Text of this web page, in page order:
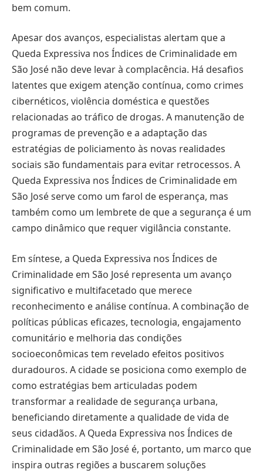
bem comum.
Apesar dos avanços, especialistas alertam que a
Queda Expressiva nos Índices de Criminalidade em
São José não deve levar à complacência. Há desafios
latentes que exigem atenção contínua, como crimes
cibernéticos, violência doméstica e questões
relacionadas ao tráfico de drogas. A manutenção de
programas de prevenção e a adaptação das
estratégias de policiamento às novas realidades
sociais são fundamentais para evitar retrocessos. A
Queda Expressiva nos Índices de Criminalidade em
São José serve como um farol de esperança, mas
também como um lembrete de que a segurança é um
campo dinâmico que requer vigilância constante.
Em síntese, a Queda Expressiva nos Índices de
Criminalidade em São José representa um avanço
significativo e multifacetado que merece
reconhecimento e análise contínua. A combinação de
políticas públicas eficazes, tecnologia, engajamento
comunitário e melhoria das condições
socioeconômicas tem revelado efeitos positivos
duradouros. A cidade se posiciona como exemplo de
como estratégias bem articuladas podem
transformar a realidade de segurança urbana,
beneficiando diretamente a qualidade de vida de
seus cidadãos. A Queda Expressiva nos Índices de
Criminalidade em São José é, portanto, um marco que
inspira outras regiões a buscarem soluções